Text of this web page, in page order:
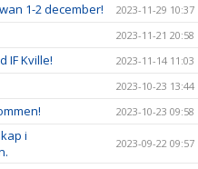
1-2 december! 2023-11-29 10:37
2023-11-21 20:58
IF Kville! 2023-11-14 11:03
2023-10-23 13:44
2023-10-23 09:58
i
2023-09-22 09:57